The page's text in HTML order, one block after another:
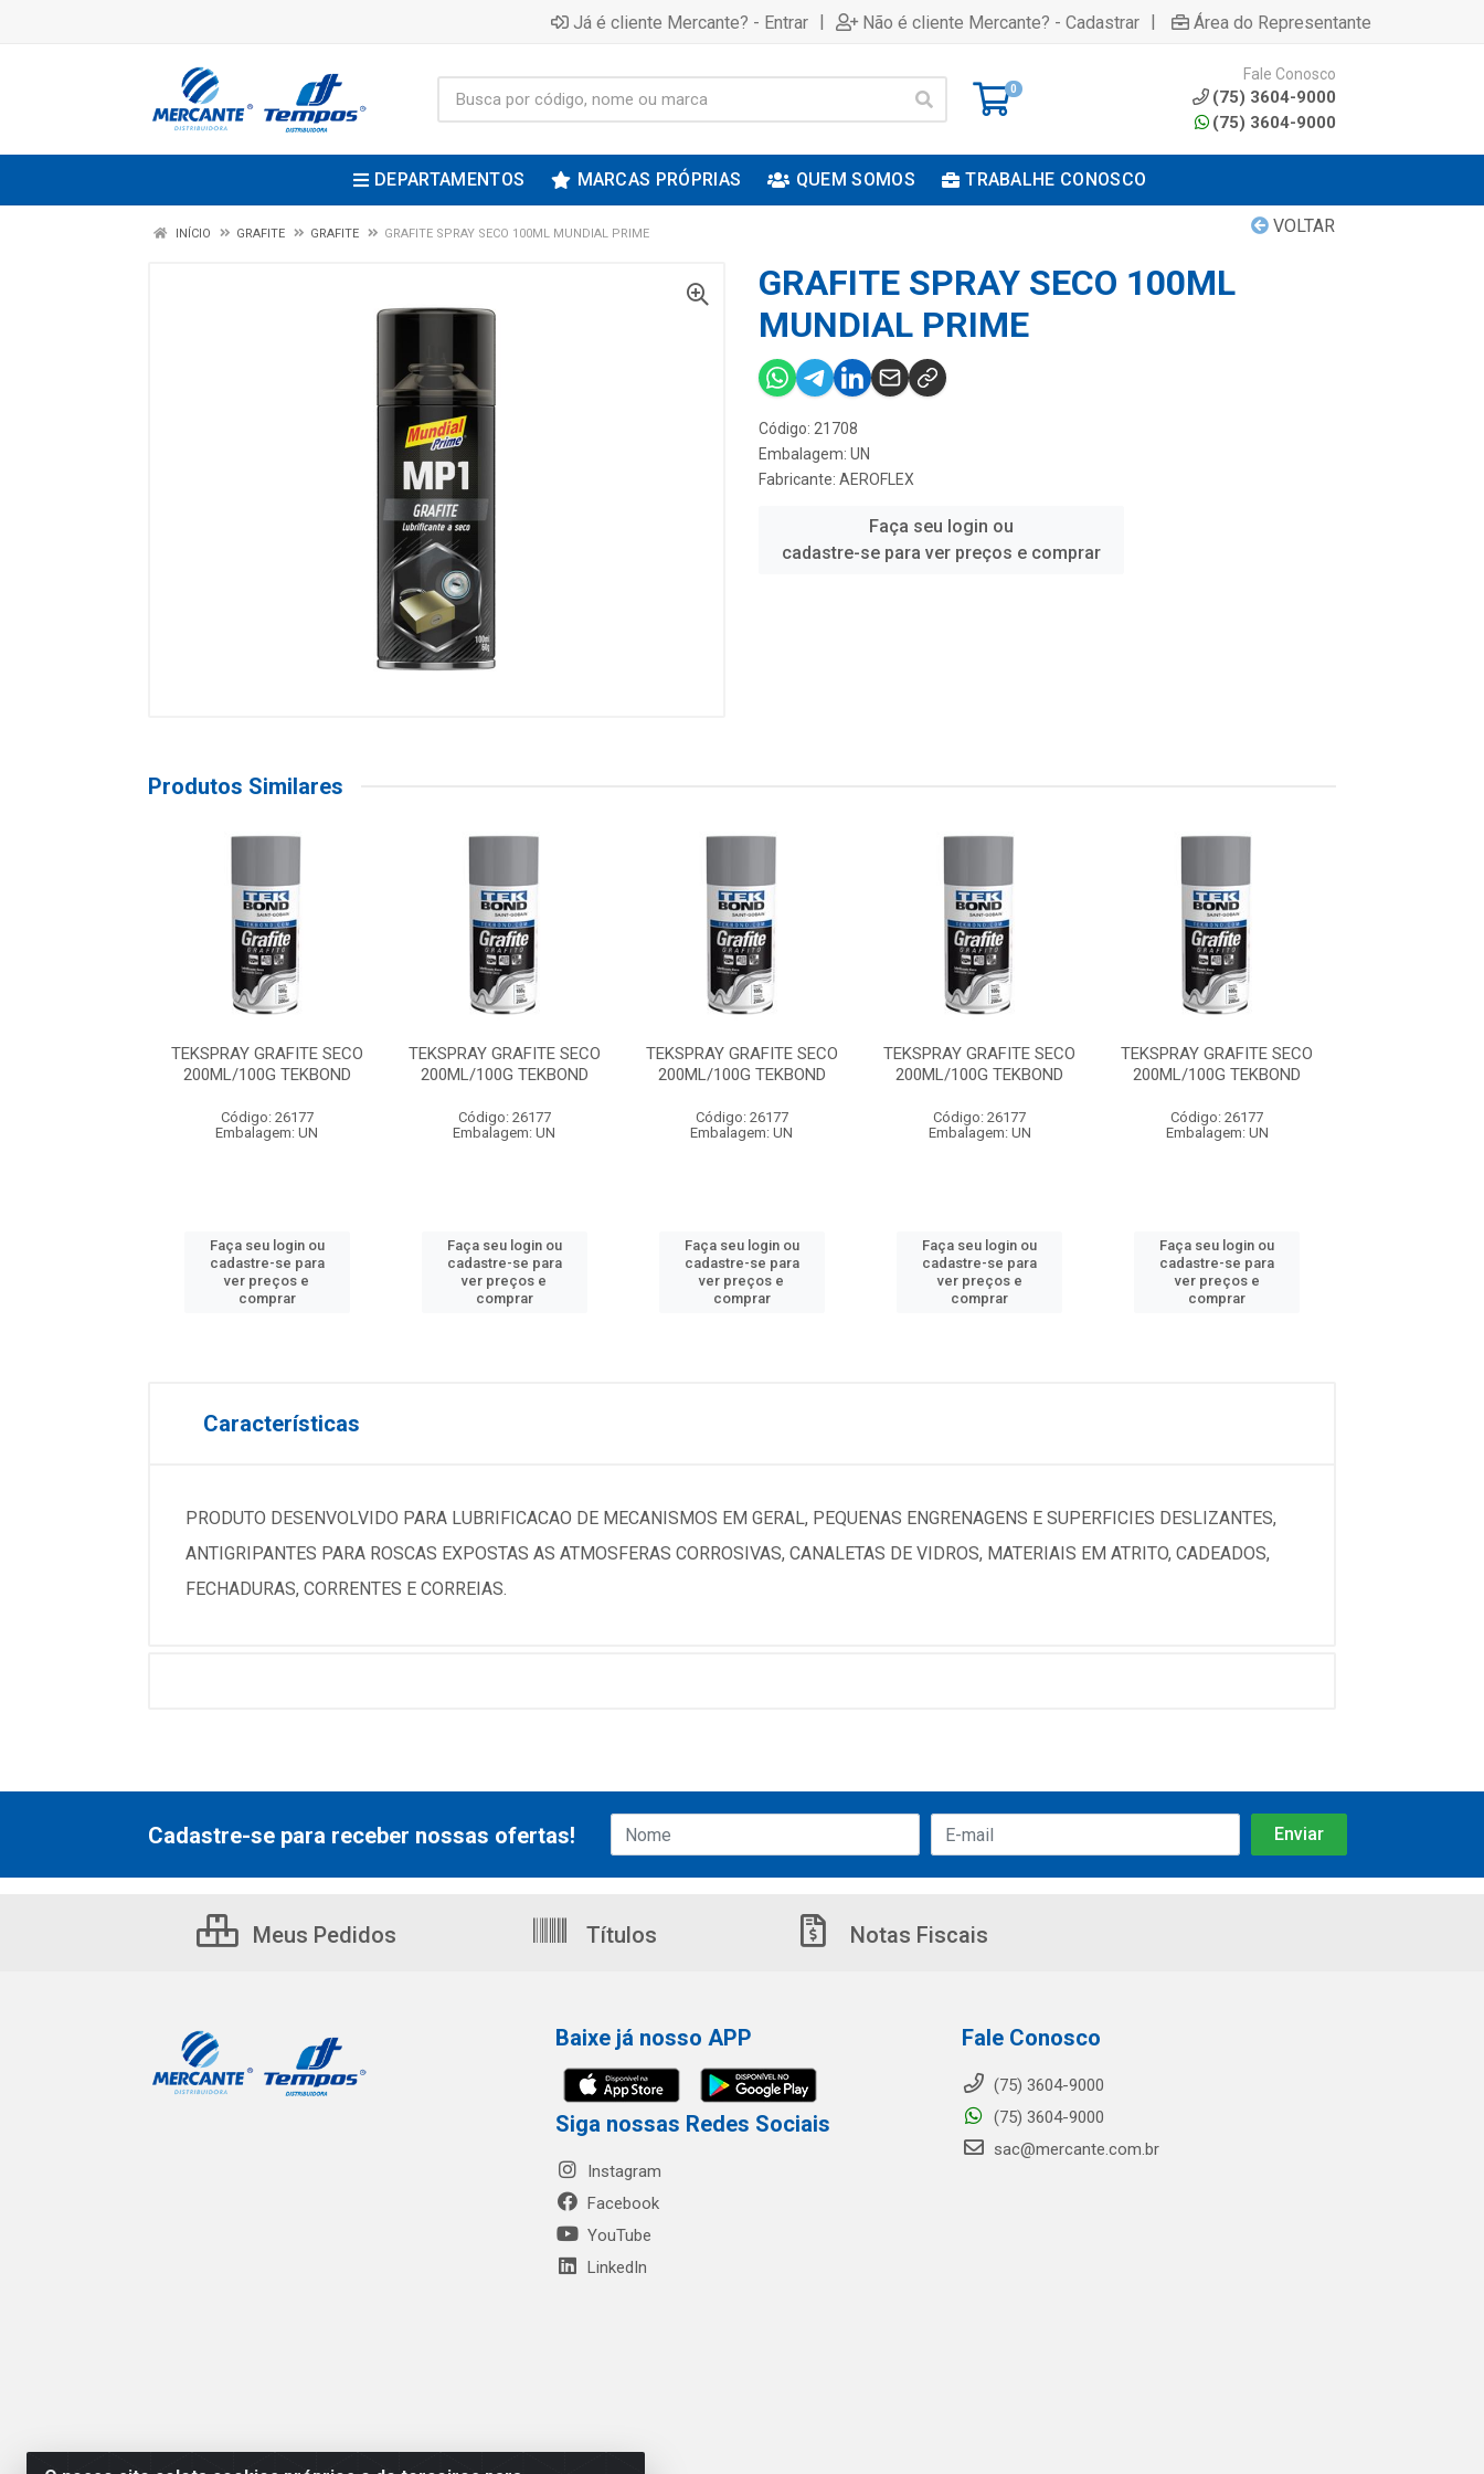
Já é cliente Mercante? - Entrar | Não é cliente Mercante? - Cadastrar | Área do Representante
0
Fale Conosco
(75) 3604-9000
(75) 3604-9000
DEPARTAMENTOS MARCAS PRÓPRIAS QUEM SOMOS TRABALHE CONOSCO
VOLTAR
INÍCIO GRAFITE GRAFITE GRAFITE SPRAY SECO 100ML MUNDIAL PRIME
GRAFITE SPRAY SECO 100ML
MUNDIAL PRIME
Código: 21708
Embalagem: UN
Fabricante: AEROFLEX
Faça seu login ou
cadastre-se para ver preços e comprar
Produtos Similares
TEKSPRAY GRAFITE SECO
200ML/100G TEKBOND
Código: 26177
Embalagem: UN
Faça seu login ou
cadastre-se para
ver preços e
comprar
TEKSPRAY GRAFITE SECO
200ML/100G TEKBOND
Código: 26177
Embalagem: UN
Faça seu login ou
cadastre-se para
ver preços e
comprar
TEKSPRAY GRAFITE SECO
200ML/100G TEKBOND
Código: 26177
Embalagem: UN
Faça seu login ou
cadastre-se para
ver preços e
comprar
TEKSPRAY GRAFITE SECO
200ML/100G TEKBOND
Código: 26177
Embalagem: UN
Faça seu login ou
cadastre-se para
ver preços e
comprar
TEKSPRAY GRAFITE SECO
200ML/100G TEKBOND
Código: 26177
Embalagem: UN
Faça seu login ou
cadastre-se para
ver preços e
comprar
Características
PRODUTO DESENVOLVIDO PARA LUBRIFICACAO DE MECANISMOS EM GERAL, PEQUENAS ENGRENAGENS E SUPERFICIES DESLIZANTES,
ANTIGRIPANTES PARA ROSCAS EXPOSTAS AS ATMOSFERAS CORROSIVAS, CANALETAS DE VIDROS, MATERIAIS EM ATRITO, CADEADOS,
FECHADURAS, CORRENTES E CORREIAS.
Cadastre-se para receber nossas ofertas!
Meus Pedidos Títulos Notas Fiscais
Baixe já nosso APP
Siga nossas Redes Sociais
Instagram
Facebook
YouTube
LinkedIn
Fale Conosco
(75) 3604-9000
(75) 3604-9000
sac@mercante.com.br